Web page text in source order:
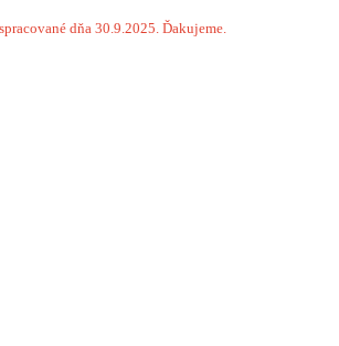
dňa 30.9.2025. Ďakujeme.